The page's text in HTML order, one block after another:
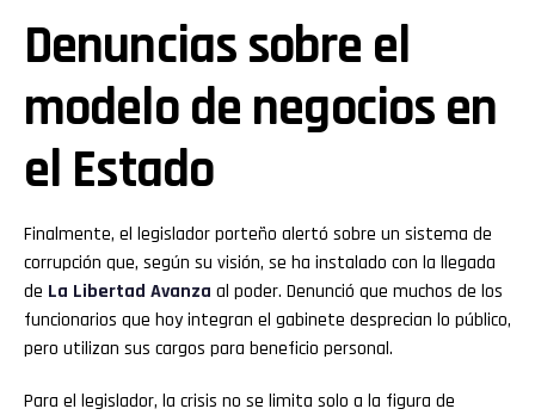
Denuncias sobre el
modelo de negocios en
el Estado
Finalmente, el legislador porteño alertó sobre un sistema de
corrupción que, según su visión, se ha instalado con la llegada
de La Libertad Avanza al poder. Denunció que muchos de los
funcionarios que hoy integran el gabinete desprecian lo público,
pero utilizan sus cargos para beneficio personal.
Para el legislador, la crisis no se limita solo a la figura de